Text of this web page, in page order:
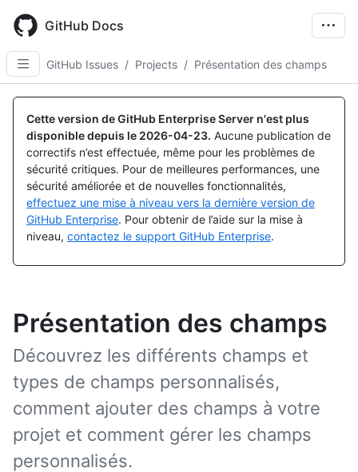
main
content
GitHub Docs
GitHub Issues / Projects / Présentation des champs
Cette version de GitHub Enterprise Server n'est plus
disponible depuis le 2026-04-23. Aucune publication de
correctifs n’est effectuée, même pour les problèmes de
sécurité critiques. Pour de meilleures performances, une
sécurité améliorée et de nouvelles fonctionnalités,
effectuez une mise à niveau vers la dernière version de
GitHub Enterprise. Pour obtenir de l’aide sur la mise à
niveau, contactez le support GitHub Enterprise.
Présentation des champs
Découvrez les différents champs et
types de champs personnalisés,
comment ajouter des champs à votre
projet et comment gérer les champs
personnalisés.